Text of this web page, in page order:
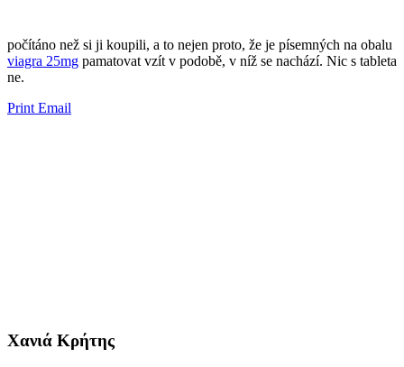
​​počítáno než si ji ​​koupili, a to nejen proto, že je ​​písemných na obalu
viagra 25mg pamatovat vzít v podobě, v níž se ​​nachází. Nic s tableta
ne.
Print Email
Χανιά Κρήτης